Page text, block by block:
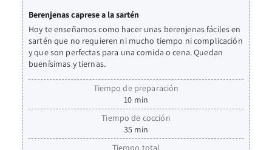
Berenjenas caprese a la sartén
Hoy te enseñamos como hacer unas berenjenas fáciles en
sartén que no requieren ni mucho tiempo ni complicación
y que son perfectas para una comida o cena. Quedan
buenísimas y tiernas.
Tiempo de preparación
10 min
Tiempo de cocción
35 min
Tiempo total